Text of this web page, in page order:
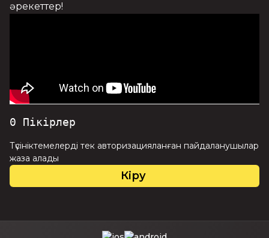
әрекеттер!
0 Пікірлер
Түсініктемелерді тек авторизацияланған пайдаланушылар
жаза алады
Кіру